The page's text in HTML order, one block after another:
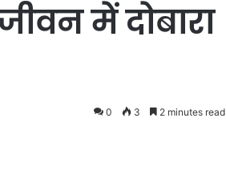
में दोबारा
0 3 2 minutes read